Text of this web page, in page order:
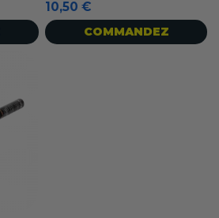
10,50 €
COMMANDEZ